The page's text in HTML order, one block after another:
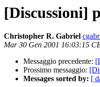
[Discussioni]
Christopher R. Gabriel
Mar 30 Gen 2001 16:03:15
Messaggio precedente:
Prossimo messaggio:
Messages sorted by: [